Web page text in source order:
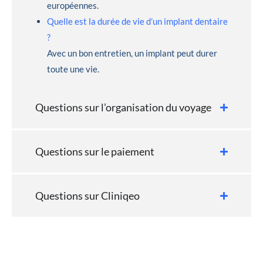
européennes.
Quelle est la durée de vie d’un implant dentaire
?
Avec un bon entretien, un implant peut durer
toute une vie.
Questions sur l’organisation du voyage
Questions sur le paiement
Questions sur Cliniqeo